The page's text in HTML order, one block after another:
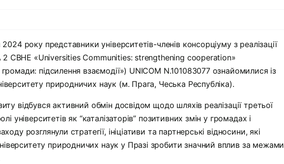
року представники університетів-членів консорціуму з реалізації
2 CBHE «Universities Communities: strengthening cooperation»
громади: підсилення взаємодії») UNICOM N.101083077 ознайомилися із
природничих наук (м. Прага, Чеська Республіка).
відбувся активний обмін досвідом щодо шляхів реалізації третьої
університетів як “каталізаторів” позитивних змін у громадах і
розглянули стратегії, ініціативи та партнерські відносини, які
природничих наук у Празі зробити значний вплив за межами